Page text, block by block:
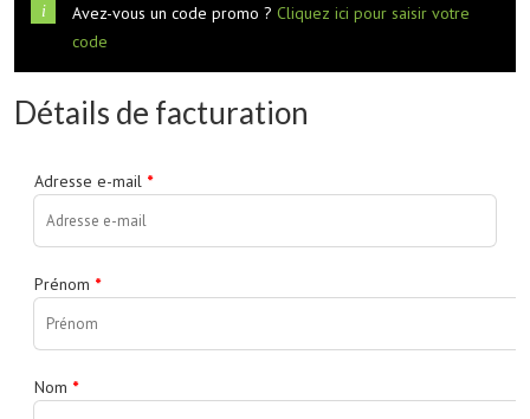
Avez-vous un code promo ? Cliquez ici pour saisir votre
code
Détails de facturation
Adresse e-mail *
Prénom *
Nom *